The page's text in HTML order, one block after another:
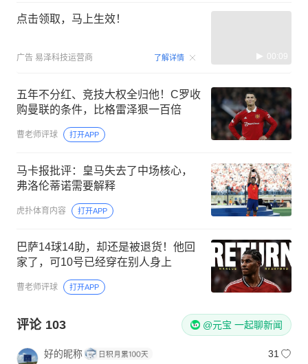
点击领取，马上生效！
广告 易泽科技运营商 了解详情 00:09
五年不分红、竞技大权全归他！C罗收
购曼联的条件，比格雷泽狠一百倍
曹老师评球 打开APP
马卡报批评：皇马失去了中场核心，
弗洛伦蒂诺需要解释
虎扑体育内容 打开APP
巴萨14球14助，却还是被退货！他回
家了，可10号已经穿在别人身上
曹老师评球 打开APP
评论 103 @元宝 一起聊新闻
好的昵称
31